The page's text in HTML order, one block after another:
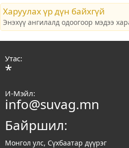
Харуулах үр дүн байхгүй
Энэхүү ангилалд одоогоор мэдээ
Утас:
*
И-Мэйл:
info@suvag.mn
Байршил:
Монгол улс, Сүхбаатар дүүрэг